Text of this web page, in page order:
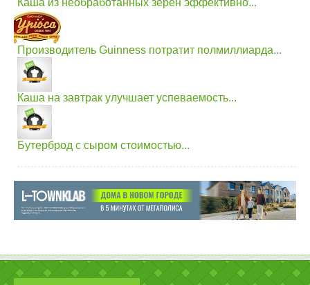
Каша из необработанных зерен эффективно...
Производитель Guinness потратит полмиллиарда...
Каша на завтрак улучшает успеваемость...
Бутерброд с сыром стоимостью...